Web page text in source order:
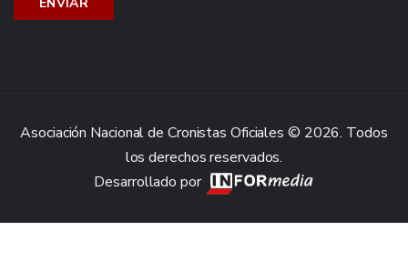
Asociación Nacional de Cronistas Oficiales © 2026. Todos
los derechos reservados.
Desarrollado por